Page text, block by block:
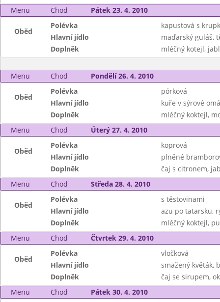
Menu
Chod Pátek 23. 4. 2010
Oběd
Polévka
kapustová s
Hlavní jídlo
maďarský guláš,
Doplněk
mléčný kotejl,
Menu Chod Pondělí 26. 4. 2010
Oběd
Polévka
pórková
Hlavní jídlo
kuře v sýrové
Doplněk
mléčný koktejl,
Menu
Chod Úterý 27. 4. 2010
Oběd
Polévka
koprová
Hlavní jídlo
plněné
Doplněk
čaj s citronem,
Menu
Chod Středa 28. 4. 2010
Oběd
Polévka
s těstovinami
Hlavní jídlo
azu po tatarsku,
Doplněk
mléčný koktejl,
Menu
Chod Čtvrtek 29. 4. 2010
Oběd
Polévka
vločková
Hlavní jídlo
smažený květák,
Doplněk
čaj se sirupem,
Menu
Chod Pátek 30. 4. 2010